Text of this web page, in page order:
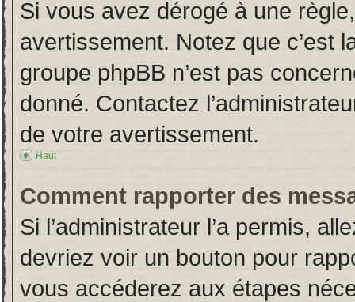
Si vous avez dérogé à une
avertissement. Notez que c’est
groupe phpBB n’est pas
donné. Contactez
de votre avertissement.
Haut
Comment rapporter des
Si l’administrateur l’a permis,
devriez voir un bouton pour
vous accéderez aux étapes